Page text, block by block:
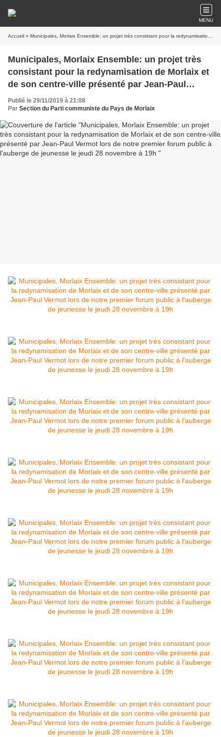
MENU
Accueil » Municipales, Morlaix Ensemble: un projet très consistant pour la redynamisation de Morlaix et de son centre-ville présenté par Jean-Paul Vermot lors de notre premier forum public à l'auberge de jeunesse le jeudi 28 novembre à 19h
Municipales, Morlaix Ensemble: un projet très
consistant pour la redynamisation de Morlaix et
de son centre-ville présenté par Jean-Paul
Vermot lors de notre premier forum public à
l'auberge de jeunesse le jeudi 28 novembre à
19h
Publié le 29/11/2019 à 21:08
Par Section du Parti communiste du Pays de Morlaix